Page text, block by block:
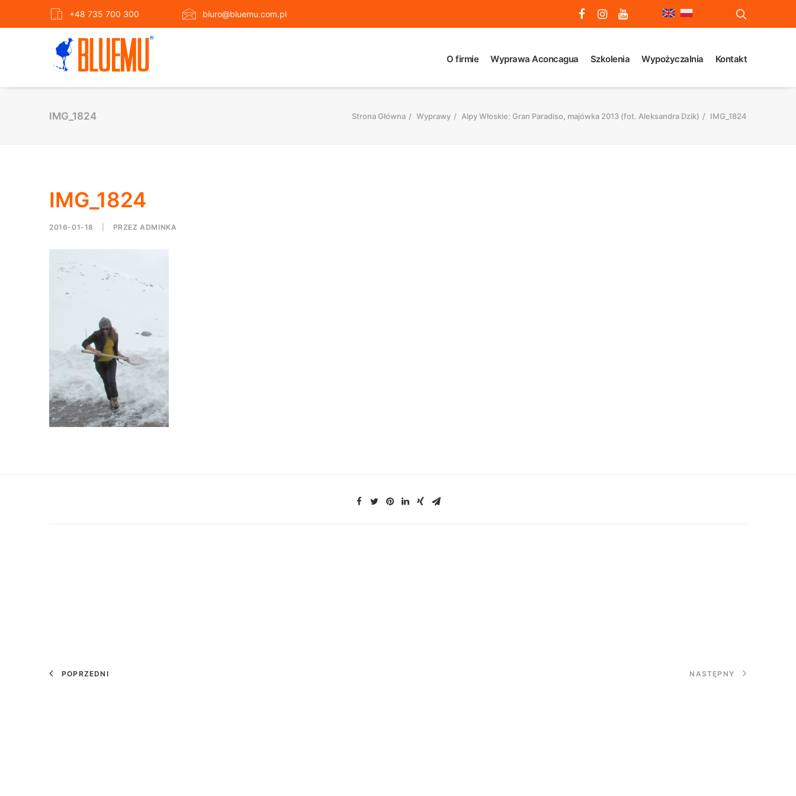
+48 735 700 300 biuro@bluemu.com.pl
O firmie Wyprawa Aconcagua Szkolenia Wypożyczalnia Kontakt
IMG_1824 Strona Główna Wyprawy Alpy Włoskie: Gran Paradiso, majówka 2013 (fot. Aleksandra Dzik) IMG_1824
IMG_1824
2016-01-18 PRZEZADMINKA
POPRZEDNI NASTĘPNY